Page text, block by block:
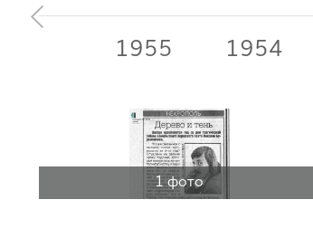
1955 1954
1 фото